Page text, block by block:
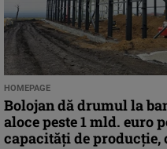
HOMEPAGE
Bolojan dă drumul la
aloce peste 1 mld. euro
capacități de producție,